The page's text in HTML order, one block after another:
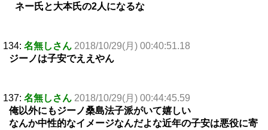
ネー氏と大本氏の2人になるな
134: 名無しさん 2018/10/29(月) 00:40:51.18
ジーノは子安でええやん
137: 名無しさん 2018/10/29(月) 00:44:45.59
俺以外にもジーノ桑島法子派がいて嬉しい
なんか中性的なイメージなんだよな近年の子安は悪役に寄